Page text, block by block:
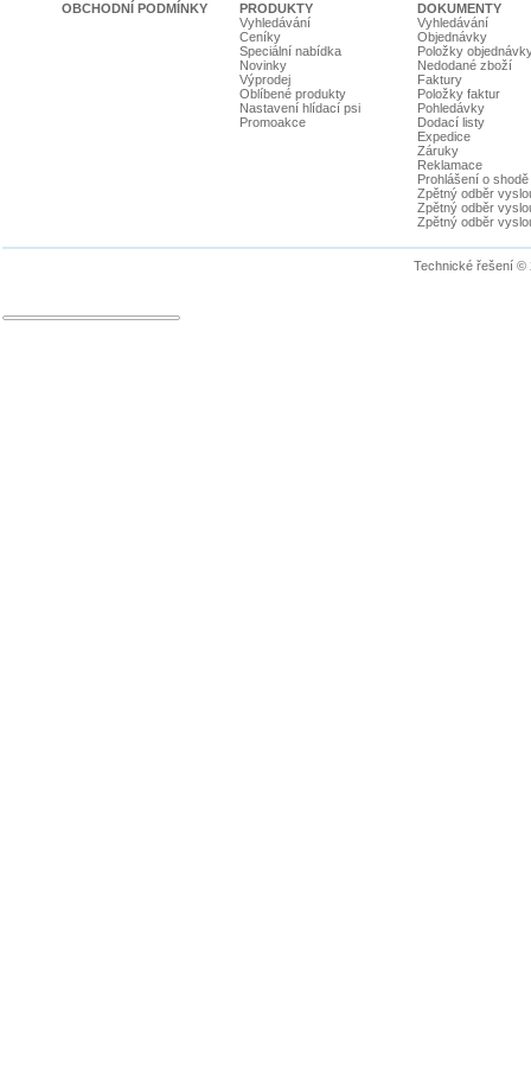
OBCHODNÍ PODMÍNKY
PRODUKTY
Vyhledávání
Ceníky
Speciální nabídka
Novinky
Výprodej
Oblíbené produkty
Nastavení hlídací psi
Promoakce
DOKUMENTY
Vyhledávání
Objednávky
Položky
Nedodané zboží
Faktury
Položky faktur
Pohledávky
Dodací listy
Expedice
Záruky
Reklamace
Prohlášení o shodě
Zpětný odběr
Zpětný odběr
Zpětný odběr
Technické řešení ©